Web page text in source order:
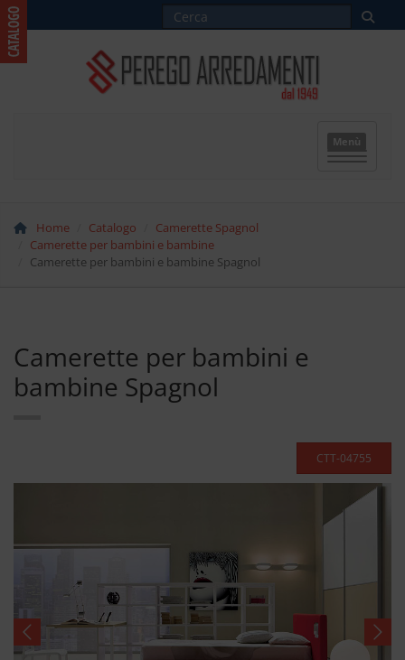
Menù
Home Catalogo
Camerette Spagnol
Camerette per bambini e bambine
Camerette per bambini e bambine Spagnol
Camerette per bambini e
bambine Spagnol
CTT-04755